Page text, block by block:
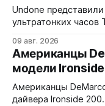
Undone
ультратонких часов The
белые помехи,
фигуры. Бирюзовый
Корпус из
браслет. Водозащита 30
1062 кварц
09 авг. 2026
Американцы
модели
Американцы
дайвера Ironside